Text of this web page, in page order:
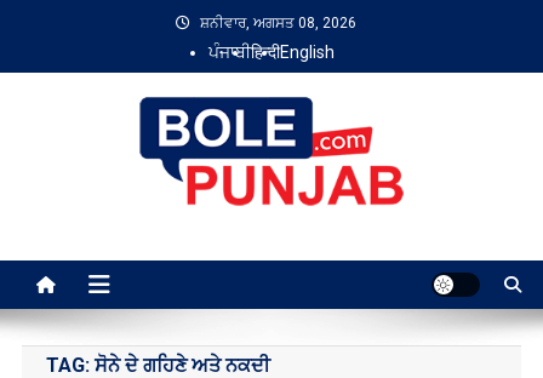
content
ਸ਼ਨੀਵਾਰ, ਅਗਸਤ 08, 2026
ਪੰਜਾਬੀहिन्दीEnglish
TAG:ਸੋਨੇ ਦੇ ਗਹਿਣੇ ਅਤੇ ਨਕਦੀ